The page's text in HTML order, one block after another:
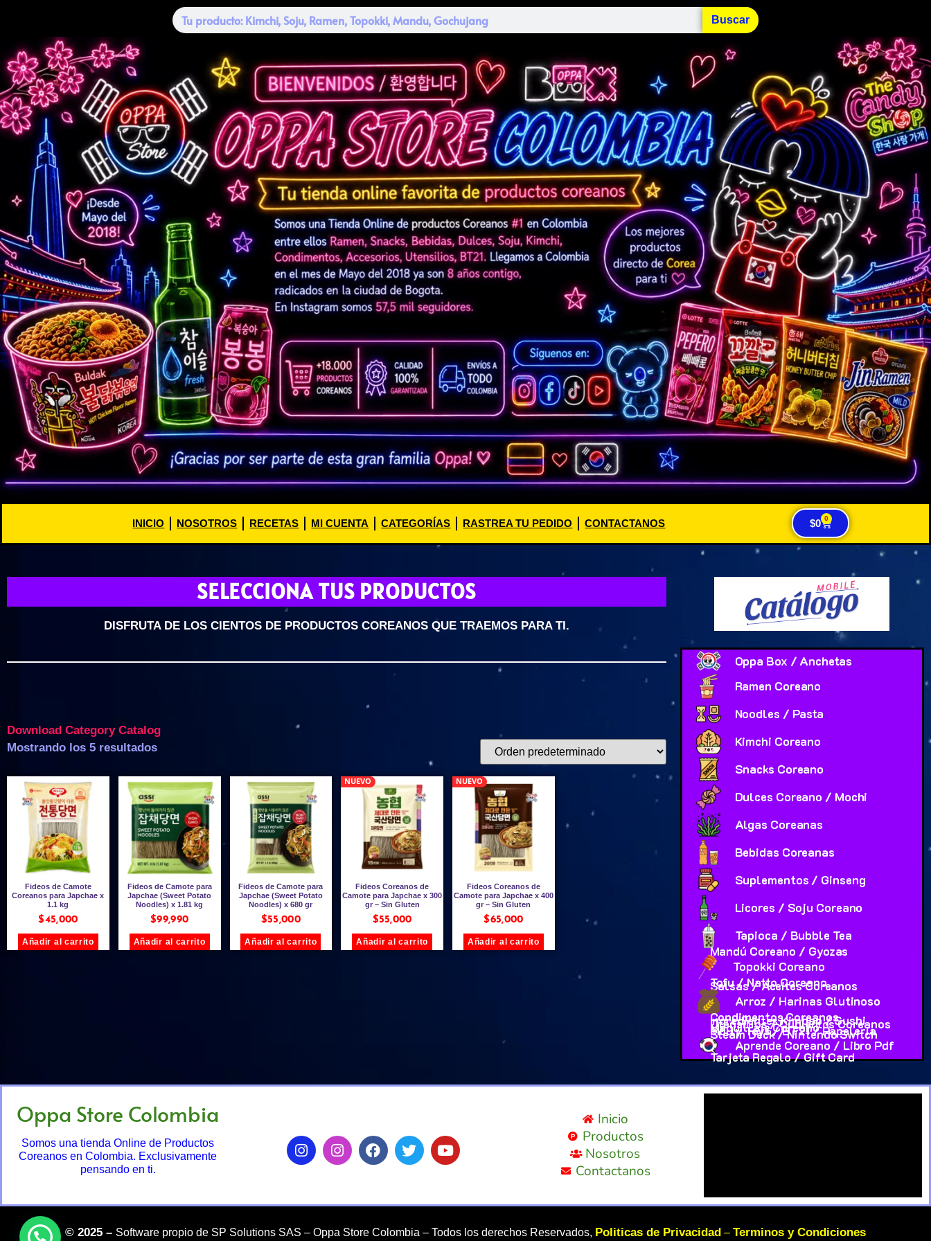
Buscar
INICIO NOSOTROS RECETAS MI CUENTA CATEGORÍAS RASTREA TU PEDIDO CONTACTANOS $0 0
SELECCIONA TUS PRODUCTOS
DISFRUTA DE LOS CIENTOS DE PRODUCTOS COREANOS QUE TRAEMOS PARA TI.
Download Category Catalog
Mostrando los 5 resultados
Fideos de Camote
Coreanos para Japchae x
1.1 kg
$45,000
Añadir al carrito
Fideos de Camote para
Japchae (Sweet Potato
Noodles) x 1.81 kg
$99,990
Añadir al carrito
Fideos de Camote para
Japchae (Sweet Potato
Noodles) x 680 gr
$55,000
Añadir al carrito
NUEVO
Fideos Coreanos de
Camote para Japchae x 300
gr – Sin Gluten
$55,000
Añadir al carrito
NUEVO
Fideos Coreanos de
Camote para Japchae x 400
gr – Sin Gluten
$65,000
Añadir al carrito
Oppa Box / Anchetas
Ramen Coreano
Noodles / Pasta
Kimchi Coreano
Snacks Coreano
Dulces Coreano / Mochi
Algas Coreanas
Bebidas Coreanas
Suplementos / Ginseng
Licores / Soju Coreano
Tapioca / Bubble Tea
Mandú Coreano / Gyozas
Topokki Coreano
Tofu / Natto Coreano
Salsas / Aceites Coreanos
Arroz / Harinas Glutinoso
Condimentos Coreanos
Ingredientes Kimbap / Sushi
Utensilios / Cubiertos Coreanos
Maquillaje Coreano
Molly Toys / BT21 / Papeleria
Steam Deck / Nintendo Switch
Aprende Coreano / Libro Pdf
Tarjeta Regalo / Gift Card
Oppa Store Colombia
Somos una tienda Online de Productos
Coreanos en Colombia. Exclusivamente
pensando en ti.
Inicio
Productos
Nosotros
Contactanos
© 2025 – Software propio de SP Solutions SAS – Oppa Store Colombia – Todos los derechos Reservados, Politicas de Privacidad – Terminos y Condiciones